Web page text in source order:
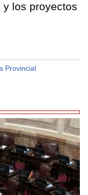
los proyectos
Provincial